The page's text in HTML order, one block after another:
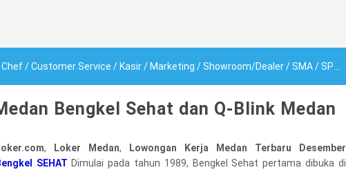
Chef/Customer Service / Kasir/ Marketing /Showroom/Dealer/SMA/SPG/SPB
Bengkel Sehat dan Q-Blink Medan
, Loker Medan,
Lowongan Kerja Medan Terbaru Desember
SEHAT Dimulai pada tahun 1989, Bengkel Sehat pertama dibuka di